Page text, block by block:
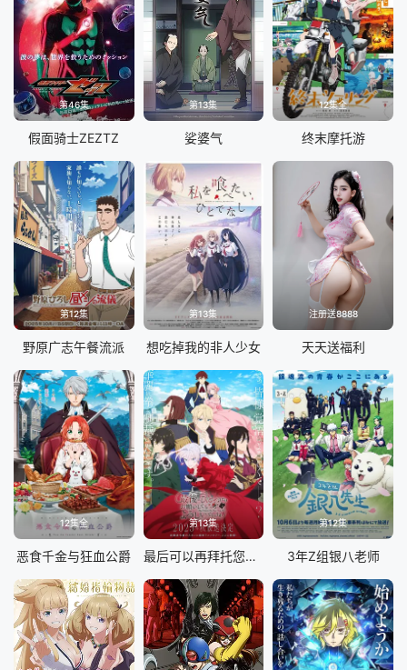
第46集
假面骑士ZEZTZ
第13集
娑婆气
12集全
终末摩托游
第12集
野原广志午餐流派
第13集
想吃掉我的非人少女
注册送8888
天天送福利
12集全
恶食千金与狂血公爵
第13集
最后可以再拜托您一件事吗
第12集
3年Z组银八老师